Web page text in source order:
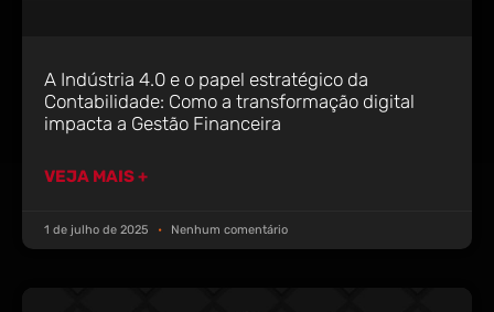
A Indústria 4.0 e o papel estratégico da
Contabilidade: Como a transformação digital
impacta a Gestão Financeira
VEJA MAIS +
1 de julho de 2025 Nenhum comentário